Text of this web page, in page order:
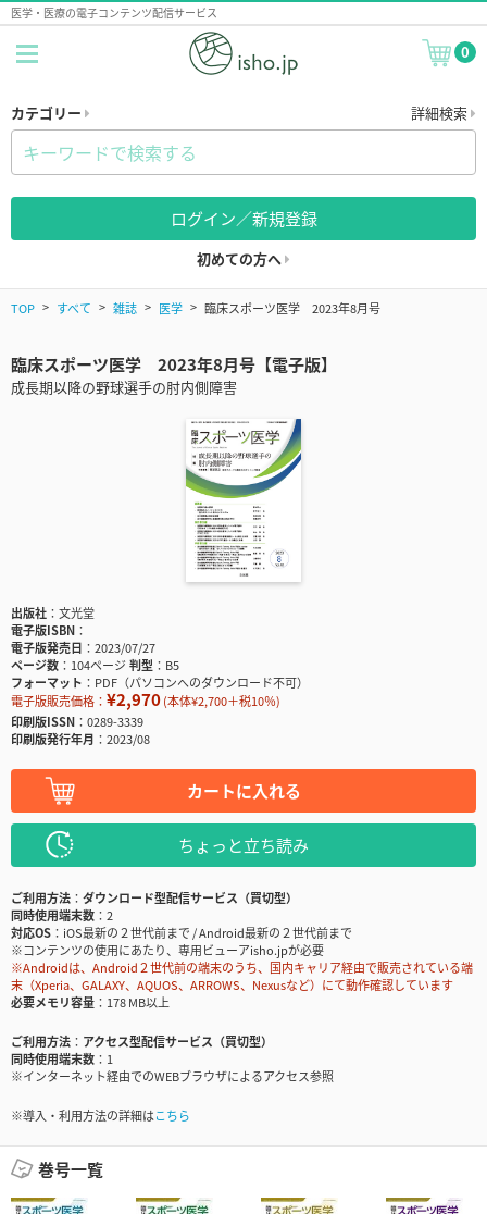
医学・医療の電子コンテンツ配信サービス
0
カテゴリー 詳細検索
ログイン／新規登録
初めての方へ
TOP すべて 雑誌 医学 臨床スポーツ医学 2023年8月号
臨床スポーツ医学 2023年8月号【電子版】
成長期以降の野球選手の肘内側障害
出版社
文光堂
電子版ISBN
電子版発売日
2023/07/27
ページ数
104ページ判型
B5
フォーマット
PDF（パソコンへのダウンロード不可）
電子版販売価格： ¥2,970(本体¥2,700＋税10％)
印刷版ISSN
0289-3339
印刷版発行年月
2023/08
カートに入れる
ちょっと立ち読み
ご利用方法
ダウンロード型配信サービス（買切型）
同時使用端末数
2
対応OS
iOS最新の２世代前まで / Android最新の２世代前まで
※コンテンツの使用にあたり、専用ビューアisho.jpが必要
※Androidは、Android２世代前の端末のうち、国内キャリア経由で販売されている端
末（Xperia、GALAXY、AQUOS、ARROWS、Nexusなど）にて動作確認しています
必要メモリ容量
178 MB以上
ご利用方法
アクセス型配信サービス（買切型）
同時使用端末数
1
※インターネット経由でのWEBブラウザによるアクセス参照
※導入・利用方法の詳細はこちら
巻号一覧